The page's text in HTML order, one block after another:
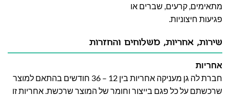
מתאימים, קרעים, שברים או
פגיעות חיצוניות.
שירות, אחריות, משלוחים והחזרות
אחריות
חברת לה גן מעניקה אחריות בין 12 – 36 חודשים בהתאם למוצר
שרכשתם על כל פגם בייצור וחומר של המוצר שרכשת. אחריות זו